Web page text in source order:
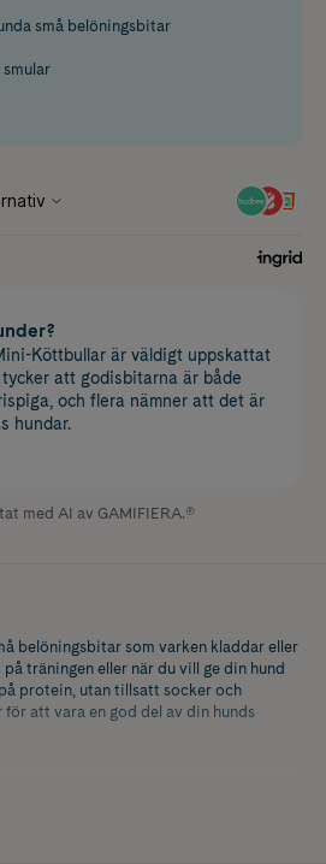
små belöningsbitar
smular
Köttbullar är väldigt uppskattat
att godisbitarna är både
och flera nämner att det är
hundar.
med AI av GAMIFIERA.®
belöningsbitar som varken kladdar eller
träningen eller när du vill ge din hund
protein, utan tillsatt socker och
att vara en god del av din hunds